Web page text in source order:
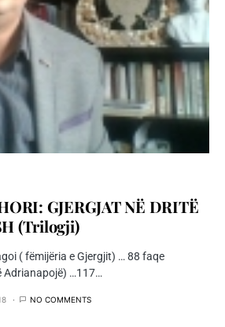
GJERGJAT NË DRITË
(Trilogji)
( fëmijëria e Gjergjit) … 88 faqe
Adrianapojë) …117…
NO COMMENTS